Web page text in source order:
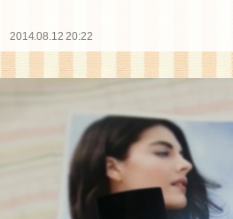
2014.08.12 20:22